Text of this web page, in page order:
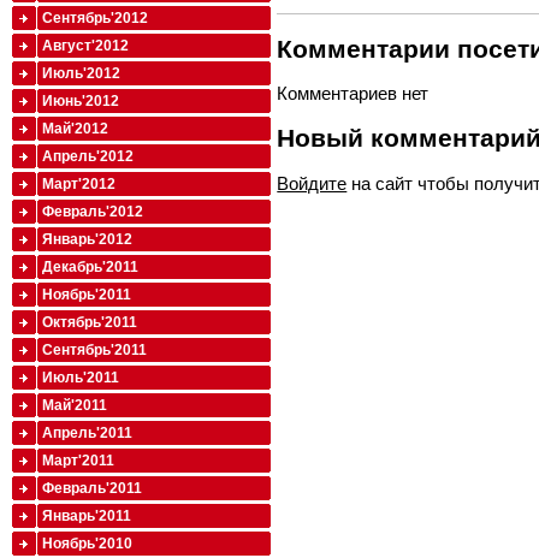
Комментарии
Комментариев нет
Новый
Войдите на сайт чтобы
Сентябрь'2012
Август'2012
Июль'2012
Июнь'2012
Май'2012
Апрель'2012
Март'2012
Февраль'2012
Январь'2012
Декабрь'2011
Ноябрь'2011
Октябрь'2011
Сентябрь'2011
Июль'2011
Май'2011
Апрель'2011
Март'2011
Февраль'2011
Январь'2011
Ноябрь'2010